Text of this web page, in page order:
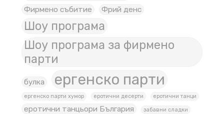
Фирмено събитие Фрий денс
Шоу програма
Шоу програма за фирмено
парти
булка ергенско парти
ергенско парти хумор еротични десерти еротични танци
еротични танцьори България
забавни сладки